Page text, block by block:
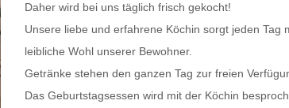
Daher wird bei uns täglich frisch gekocht!
Unsere liebe und erfahrene Köchin sorgt jeden Tag
leibliche Wohl unserer Bewohner.
Getränke stehen den ganzen Tag zur freien
Das Geburtstagsessen wird mit der Köchin